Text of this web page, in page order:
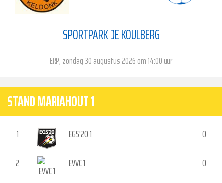
SPORTPARK DE KOULBERG
ERP, zondag 30 augustus 2026 om 14:00 uur
STAND MARIAHOUT 1
1 EGS'20 1
0
2
EVVC 1
0